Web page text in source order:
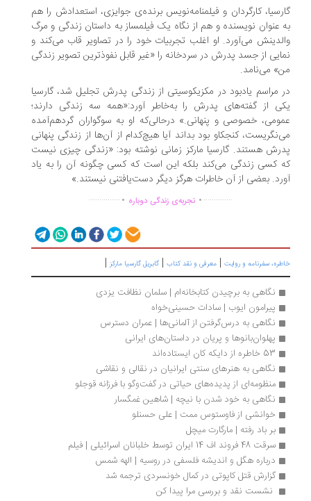
کارگردان و فیلمنامه‌نویس برنده‌ی جوایزی، استعدادش را هم
عنوان نویسنده و هم از نگاه یک فیلمساز به داستان زندگی و مرگ
می‌آورد. او اغلب تجربیات خود را در تصاویر قاب می‌کند و
از جسد پدرش در سردخانه را «غیر قابل نفوذترین تصویر زندگی
می‌نامد.
مراسم یادبود در مکزیکوسیتی از زندگی پدرش تجلیل شد، گارسیا
از گفته‌های پدرش را به‌خاطر آورد:‌«همه سه زندگی دارند؛
خصوصی و پنهانی.» درحالی‌که او به سوگواران گردهم‌آمده
کنجکاو بود بداند آیا هیچ‌کدام از آن‌ها از زندگی پنهانی
هستند. گارسیا مارکز زمانی نوشته بود: «زندگی چیزی نیست
کسی زندگی می‌کند بلکه این است که کسی چگونه آن را به یاد
بعضی از آن خاطرات هرگز دیگر دست‌یافتنی نیستند.»
................تجربه‌ی زندگی دوباره ...............
سفرنامه‌ و روایت|معرفی و نقد کتاب|گابریل گارسیا مارکز|
نگاهی به برچیدن کتابخانه‌ام | سلمان نظافت یزدی
پیرامون ایوب | سادات حسینی‌خواه
نگاهی به درس‌گرفتن از آلمانی‌ها | عمران دسترس
پهلوان‌بانوها و پریان در داستان‌های ایرانی
نگاهی به هنرهای سنتی ایرانیان در نقالی و نقاشی
منظومه‌ای از پدیده‌های حیاتی در گفت‌وگو با فرزانه قوجلو
نگاهی به خود شدن با نیچه | شاهین غمگسار
خوانشی از فاوستوس ممت | علی حسنلو
بر باد رفته | مارگارت میچل
سرقت 48 فروند اف 14 ایران توسط خلبانان اسرائیلی | فیلم
درباره هگل و اندیشه فلسفی در روسیه | الهه شمس
گزارش قتل کاپوتی در کمال خونسردی ترجمه شد
نشست نقد و بررسی مرا پیدا کن